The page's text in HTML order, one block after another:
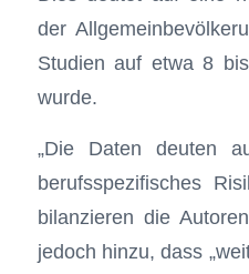
der
Studien auf etwa 8
wurde.
„Die Daten deuten
berufsspezifisches
bilanzieren die
jedoch hinzu, dass